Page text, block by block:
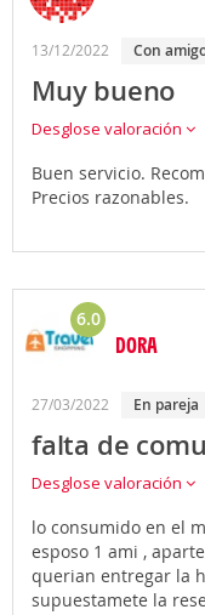
13/12/2022 con
Muy bueno
Desglose valoración
Buen servicio.
Precios razonables.
6.0
DORA
27/03/2022 en pareja
falta de
Desglose valoración
lo consumido en el
esposo 1 ami ,
querian entregar la
supuestamete la